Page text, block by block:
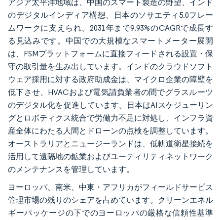
アジア太平洋地域は、中国のスマート製造の野望、インド
のデジタルインディア構想、日本のソサエティ5.0フレー
ムワークに支えられ、2031年まで9.93%のCAGRで成長す
る見込みです。中国での大規模なスマートメーター展開
は、FSMプラットフォームに直接フィードされる設置・保
守の取引量を生み出しています。インドのクラウドソフト
ウェア採用に対する政府助成金は、マイクロ企業の障壁を
低下させ、HVACおよび電気請負業者の間でグラスルーツ
のデジタル化を促進しています。日本はAIスケジューリン
グとロボティクス統合で労働力不足に対処し、インフラ資
産全体にわたる人間とドローンの点検を調整しています。
オーストラリアとニュージーランドは、低軌道衛星接続を
活用して遠隔地の鉱業およびユーティリティネットワーク
のメンテナンスを管理しています。
ヨーロッパ、南米、中東・アフリカがフィールドサービス
管理市場の残りのシェアを占めています。クリーンエネル
ギーパッケージの下でのヨーロッパの厳格な信頼性基準